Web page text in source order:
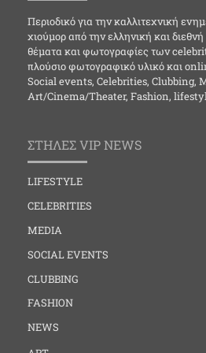
Περιοδικό για την καλλιτεχνική
χιούμορ από την ελληνική και
θέματα και φωτογραφίες των
πλούσιο φωτογραφικό υλικό και
Social events, Celebrities, Clubbing,
Art/Cinema/Theater, Fashion,
ΣΤΗΛΕΣ VIP NEWS
LIFESTYLE
CELEBRITIES
MEDIA
SOCIAL EVENTS
CLUBBING
FASHION
NEWS